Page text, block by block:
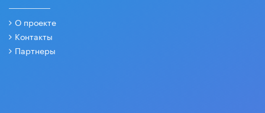
О проекте
Контакты
Партнеры